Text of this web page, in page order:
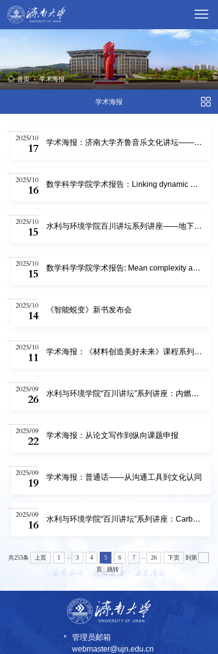
首页 - 学术海报
学术海报
2025/10
17 学术海报：济南大学齐鲁音乐文化讲坛——省社科专项申报技巧及艺术学科建设漫谈
2025/10
16 数学科学学院学术报告：Linking dynamic models and deep leaning to examine disease transmission dynamics
2025/10
15 水利与环境学院百川讲坛系列讲座——地下水营养盐富集与湿地生态健康
2025/10
15 数学科学学院学术报告: Mean complexity and Sarnak conjecture
2025/10
14 《智能蜕变》新书发布会
2025/10
11 学术海报：《材料创造美好未来》课程系列讲座——建材与人生
2025/09
26 水利与环境学院“百川讲坛”系列讲座：内燃机尾气排放炭烟颗粒物高效净化研究
2025/09
22 学术海报：从论文写作到纵向课题申报
2025/09
19 学术海报：普通话——从沟通工具到文化认同
2025/09
16 水利与环境学院“百川讲坛”系列讲座：Carbon-based materials for catalytic reactions
共253条 上页 1 ... 3 4 5 6 7 ... 26 下页
到第
页
跳转
管理员邮箱
webmaster@ujn.edu.cn